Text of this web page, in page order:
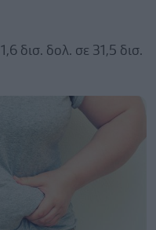
δισ. δολ. σε 31,5 δισ.